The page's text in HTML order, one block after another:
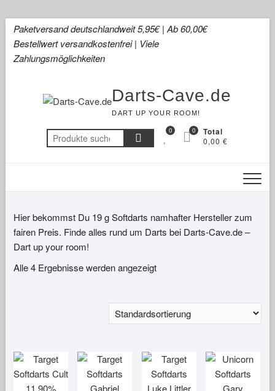
Skip
content
Paketversand deutschlandweit 5,95€ | Ab 60,00€
Bestellwert versandkostenfrei | Viele
Zahlungsmöglichkeiten
Darts-Cave.de
DART UP YOUR ROOM!
Suchen
nach:
0 Total
0,00 €
0
Hier bekommst Du 19 g Softdarts namhafter Hersteller zum
fairen Preis. Finde alles rund um Darts bei Darts-Cave.de –
Dart up your room!
Alle 4 Ergebnisse werden angezeigt